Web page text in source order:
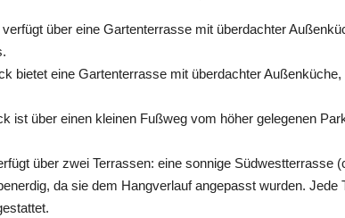
über eine Gartenterrasse mit überdachter
bietet eine Gartenterrasse mit überdachter
ist über einen kleinen Fußweg vom höher gelegenen
über zwei Terrassen: eine sonnige Südwestterrasse
da sie dem Hangverlauf angepasst wurden.